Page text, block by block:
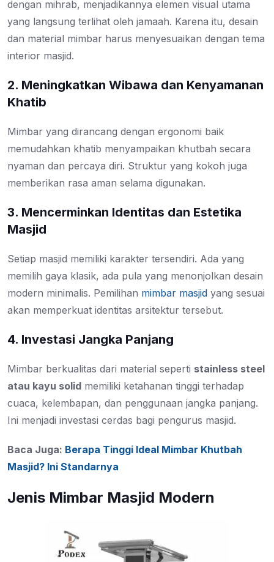
dengan mihrab, menjadikannya elemen visual utama
yang langsung terlihat oleh jamaah. Karena itu, desain
dan material mimbar harus menyesuaikan dengan tema
interior masjid.
2. Meningkatkan Wibawa dan Kenyamanan
Khatib
Mimbar yang dirancang dengan ergonomi baik
memudahkan khatib menyampaikan khutbah secara
nyaman dan percaya diri. Struktur yang kokoh juga
memberikan rasa aman selama digunakan.
3. Mencerminkan Identitas dan Estetika
Masjid
Setiap masjid memiliki karakter tersendiri. Ada yang
memilih gaya klasik, ada pula yang menonjolkan desain
modern minimalis. Pemilihan mimbar masjid yang sesuai
akan memperkuat identitas arsitektur tersebut.
4. Investasi Jangka Panjang
Mimbar berkualitas dari material seperti stainless steel
atau kayu solid memiliki ketahanan tinggi terhadap
cuaca, kelembapan, dan penggunaan jangka panjang.
Ini menjadi investasi cerdas bagi pengurus masjid.
Baca Juga: Berapa Tinggi Ideal Mimbar Khutbah
Masjid? Ini Standarnya
Jenis Mimbar Masjid Modern